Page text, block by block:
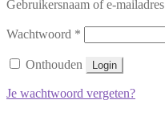
Gebruikersnaam of e-mailadres
Wachtwoord *
Onthouden Login
Je wachtwoord vergeten?